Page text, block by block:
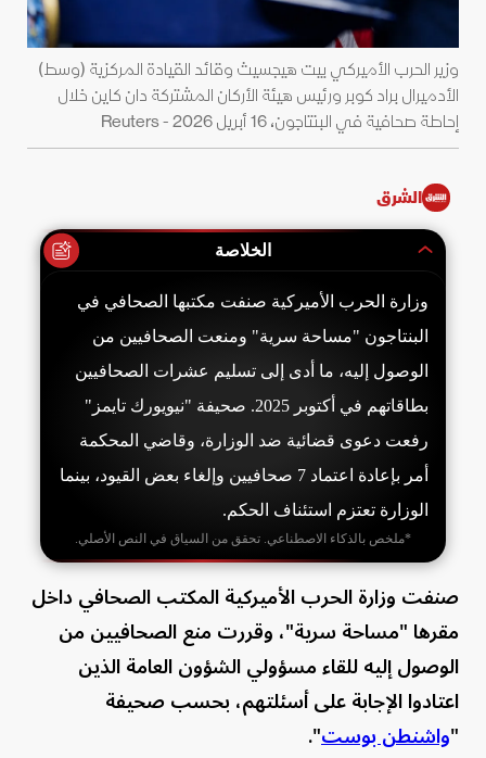
وزير الحرب الأميركي بيت هيجسيث وقائد القيادة المركزية (وسط)
الأدميرال براد كوبر ورئيس هيئة الأركان المشتركة دان كاين خلال
إحاطة صحافية في البنتاجون، 16 أبريل 2026 - Reuters
الشرق
الخلاصة
وزارة الحرب الأميركية صنفت مكتبها الصحافي في
البنتاجون "مساحة سرية" ومنعت الصحافيين من
الوصول إليه، ما أدى إلى تسليم عشرات الصحافيين
بطاقاتهم في أكتوبر 2025. صحيفة "نيويورك تايمز"
رفعت دعوى قضائية ضد الوزارة، وقاضي المحكمة
أمر بإعادة اعتماد 7 صحافيين وإلغاء بعض القيود، بينما
الوزارة تعتزم استئناف الحكم.
*ملخص بالذكاء الاصطناعي. تحقق من السياق في النص الأصلي.
صنفت وزارة الحرب الأميركية المكتب الصحافي داخل
مقرها "مساحة سرية"، وقررت منع الصحافيين من
الوصول إليه للقاء مسؤولي الشؤون العامة الذين
اعتادوا الإجابة على أسئلتهم، بحسب صحيفة
"واشنطن بوست".